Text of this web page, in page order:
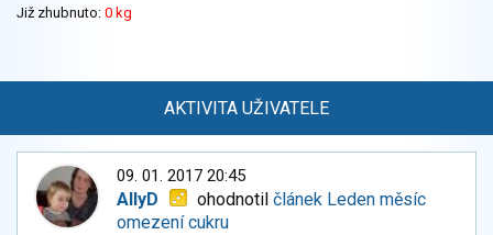
Již zhubnuto: 0 kg
AKTIVITA UŽIVATELE
09. 01. 2017 20:45
AllyD ohodnotilčlánek Leden měsíc
omezení cukru